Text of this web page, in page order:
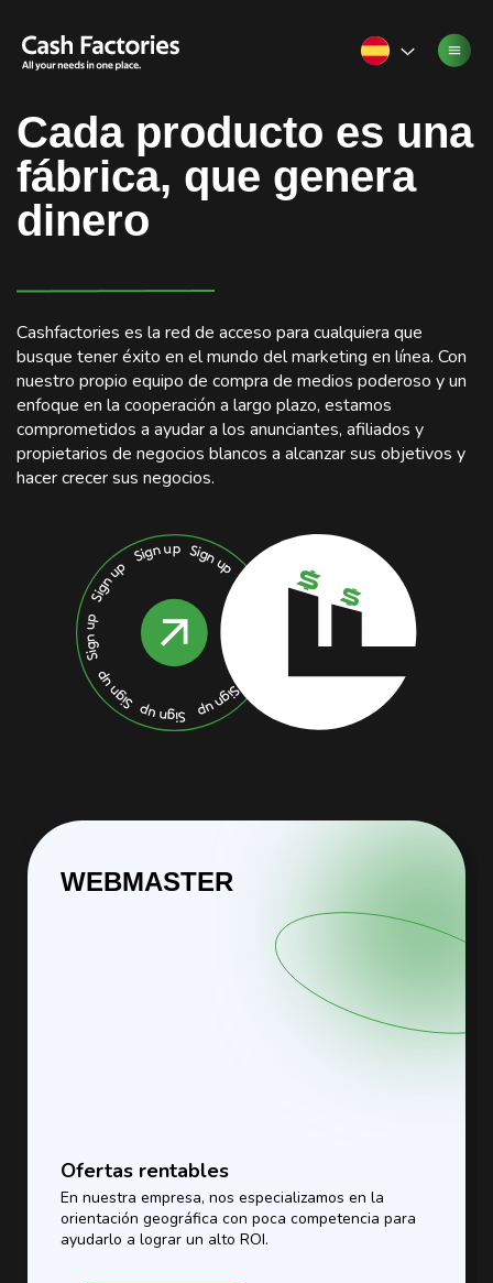
Cada producto es una
fábrica, que genera
dinero
Cashfactories es la red de acceso para cualquiera que
busque tener éxito en el mundo del marketing en línea. Con
nuestro propio equipo de compra de medios poderoso y un
enfoque en la cooperación a largo plazo, estamos
comprometidos a ayudar a los anunciantes, afiliados y
propietarios de negocios blancos a alcanzar sus objetivos y
hacer crecer sus negocios.
WEBMASTER
Ofertas rentables
En nuestra empresa, nos especializamos en la
orientación geográfica con poca competencia para
ayudarlo a lograr un alto ROI.